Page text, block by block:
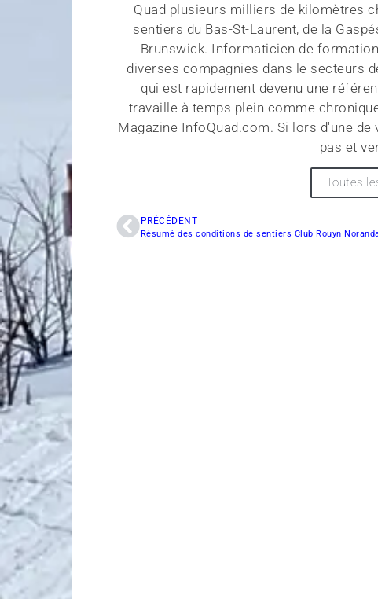
Quad plusieurs milliers de kilomètres
sentiers du Bas-St-Laurent, de la
Brunswick. Informaticien de
diverses compagnies dans le secteurs
qui est rapidement devenu une
travaille à temps plein comme
Magazine InfoQuad.com. Si lors d'une
pas et
Toutes
PRÉCÉDENT
Résumé des conditions de sentiers Club Rouyn